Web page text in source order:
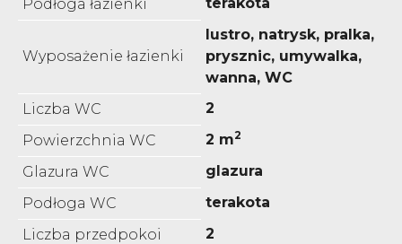
Podłoga łazienki
Wyposażenie łazienki
lustro, natrysk, pralka,
prysznic, umywalka,
wanna, WC
Liczba WC
2
Powierzchnia WC
2 m2
Glazura WC
glazura
Podłoga WC
terakota
Liczba przedpokoi
2